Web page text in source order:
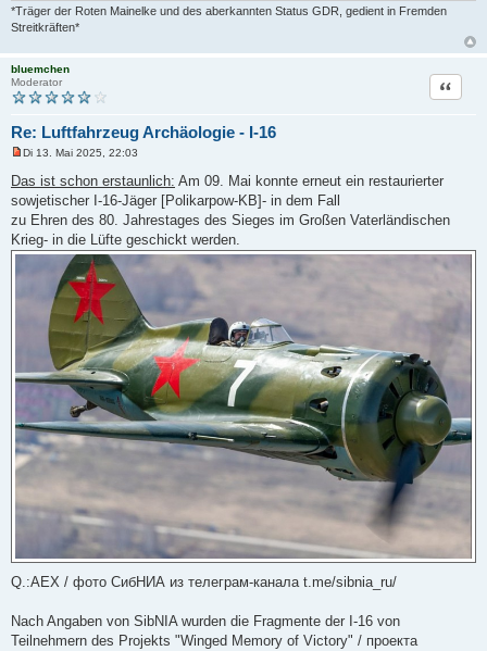
*Träger der Roten Mainelke und des aberkannten Status GDR, gedient in Fremden
Streitkräften*
bluemchen
Moderator
Re: Luftfahrzeug Archäologie - I-16
Zitat
g
e
e
s
e
a
g
Di 13. Mai 2025, 22:03
Das ist schon erstaunlich: Am 09. Mai konnte erneut ein restaurierter
sowjetischer I-16-Jäger [Polikarpow-KB]- in dem Fall
zu Ehren des 80. Jahrestages des Sieges im Großen Vaterländischen
Krieg- in die Lüfte geschickt werden.
Q.:AEX / фото СибНИА из телеграм-канала t.me/sibnia_ru/
Nach Angaben von SibNIA wurden die Fragmente der I-16 von
Teilnehmern des Projekts "Winged Memory of Victory" / проекта